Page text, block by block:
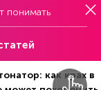
понимать
как крах в